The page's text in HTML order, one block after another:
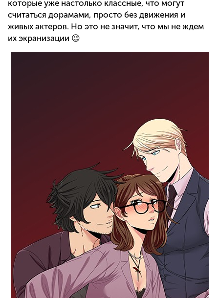
которые уже настолько классные, что могут
считаться дорамами, просто без движения и
живых актеров. Но это не значит, что мы не ждем
их экранизации 😉